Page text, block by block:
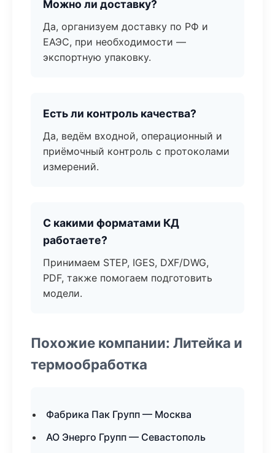
Можно ли доставку?
Да, организуем доставку по РФ и
ЕАЭС, при необходимости —
экспортную упаковку.
Есть ли контроль качества?
Да, ведём входной, операционный и
приёмочный контроль с протоколами
измерений.
С какими форматами КД
работаете?
Принимаем STEP, IGES, DXF/DWG,
PDF, также помогаем подготовить
модели.
Похожие компании: Литейка и
термообработка
Фабрика Пак Групп — Москва
АО Энерго Групп — Севастополь